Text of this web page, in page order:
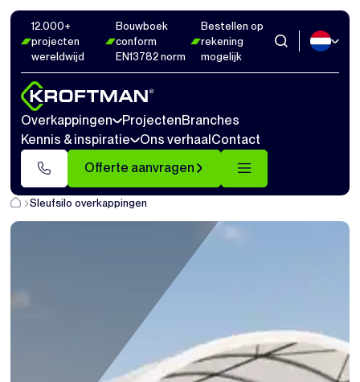
12.000+
projecten
wereldwijd
Bouwboek
conform
EN13782 norm
Bestellen op
rekening
mogelijk
Overkappingen ProjectenBranches
Kennis & inspiratie
Ons verhaalContact
Offerte aanvragen
Sleufsilo overkappingen